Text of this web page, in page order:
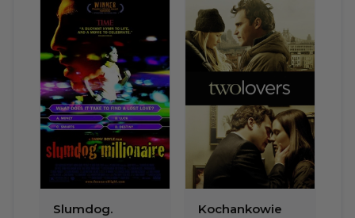
Slumdog.
Kochankowie